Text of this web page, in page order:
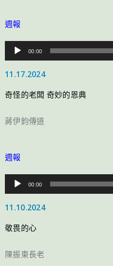
週報
訊
播
放
00:00
11.17.2024
奇怪的老闆 奇妙的恩典
蔣伊鈞傳道
週報
訊
播
放
00:00
11.10.2024
敬畏的心
陳振東長老